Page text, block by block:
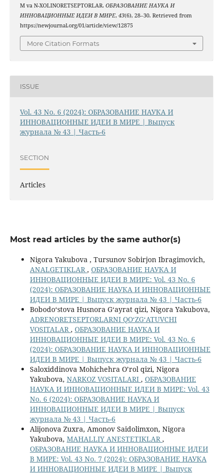
M va N-XOLINORETSEPTORLAR. ОБРАЗОВАНИЕ НАУКА И
ИННОВАЦИОННЫЕ ИДЕИ В МИРЕ, 43(6), 28–30. Retrieved from
https://newjournal.org/01/article/view/12875
More Citation Formats
ISSUE
Vol. 43 No. 6 (2024): ОБРАЗОВАНИЕ НАУКА И
ИННОВАЦИОННЫЕ ИДЕИ В МИРЕ | Выпуск
журнала № 43 | Часть-6
SECTION
Articles
Most read articles by the same author(s)
Nigora Yakubova , Tursunov Sobirjon Ibragimovich,
ANALGETIKLAR, ОБРАЗОВАНИЕ НАУКА И
ИННОВАЦИОННЫЕ ИДЕИ В МИРЕ: Vol. 43 No. 6
(2024): ОБРАЗОВАНИЕ НАУКА И ИННОВАЦИОННЫЕ
ИДЕИ В МИРЕ | Выпуск журнала № 43 | Часть-6
Bobodoʻstova Husnora Gʻayrat qizi, Nigora Yakubova,
ADRENORETSEPTORLARNI QOʻZGʻATUVCHI
VOSITALAR, ОБРАЗОВАНИЕ НАУКА И
ИННОВАЦИОННЫЕ ИДЕИ В МИРЕ: Vol. 43 No. 6
(2024): ОБРАЗОВАНИЕ НАУКА И ИННОВАЦИОННЫЕ
ИДЕИ В МИРЕ | Выпуск журнала № 43 | Часть-6
Saloxiddinova Mohichehra O’rol qizi, Nigora
Yakubova, NARKOZ VOSITALARI , ОБРАЗОВАНИЕ
НАУКА И ИННОВАЦИОННЫЕ ИДЕИ В МИРЕ: Vol. 43
No. 6 (2024): ОБРАЗОВАНИЕ НАУКА И
ИННОВАЦИОННЫЕ ИДЕИ В МИРЕ | Выпуск
журнала № 43 | Часть-6
Alijonova Zuxra, Amonov Saidolimxon, Nigora
Yakubova, MAHALLIY ANESTETIKLAR,
ОБРАЗОВАНИЕ НАУКА И ИННОВАЦИОННЫЕ ИДЕИ
В МИРЕ: Vol. 43 No. 7 (2024): ОБРАЗОВАНИЕ НАУКА
И ИННОВАЦИОННЫЕ ИДЕИ В МИРЕ | Выпуск